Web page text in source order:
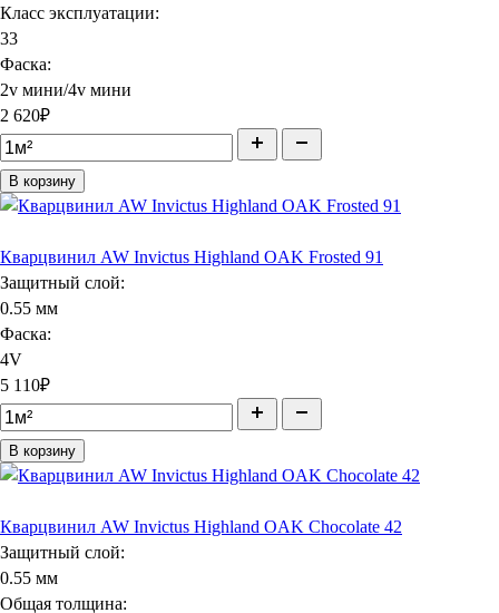
Класс эксплуатации:
33
Фаска:
2v мини/4v мини
2 620₽
В корзину
Кварцвинил AW Invictus Highland OAK Frosted 91
Защитный слой:
0.55 мм
Фаска:
4V
5 110₽
В корзину
Кварцвинил AW Invictus Highland OAK Chocolate 42
Защитный слой:
0.55 мм
Общая толщина: